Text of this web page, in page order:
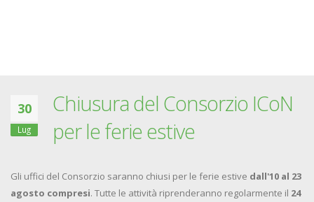
30
Lug
Chiusura del Consorzio ICoN
per le ferie estive
Gli uffici del Consorzio saranno chiusi per le ferie estive dall'10 al 23
agosto compresi. Tutte le attività riprenderanno regolarmente il 24